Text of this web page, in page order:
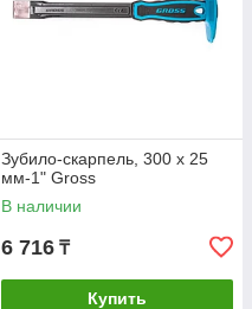
Зубило-скарпель, 300 х 25
мм-1" Gross
В наличии
6 716 ₸
Купить